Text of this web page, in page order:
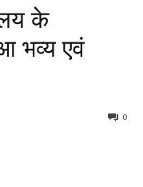
के
भव्य एवं
0